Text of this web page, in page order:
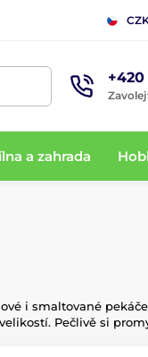
+420
a zahrada
i smaltované
Pečlivě si